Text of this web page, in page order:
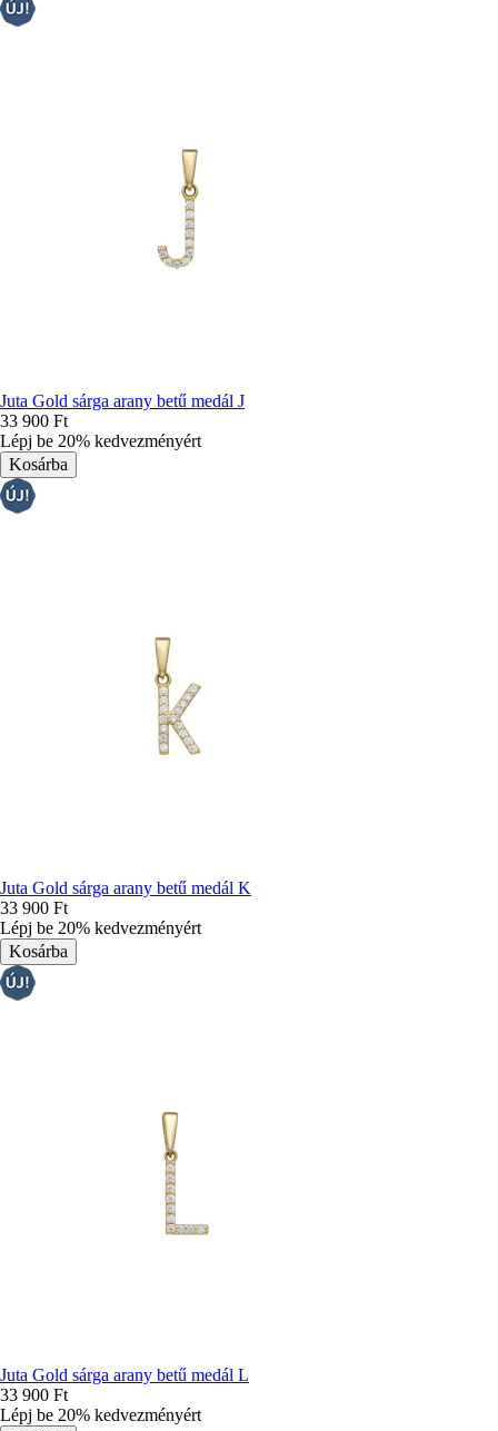
Juta Gold sárga arany betű medál J
33 900 Ft
Lépj be 20% kedvezményért
Juta Gold sárga arany betű medál K
33 900 Ft
Lépj be 20% kedvezményért
Juta Gold sárga arany betű medál L
33 900 Ft
Lépj be 20% kedvezményért